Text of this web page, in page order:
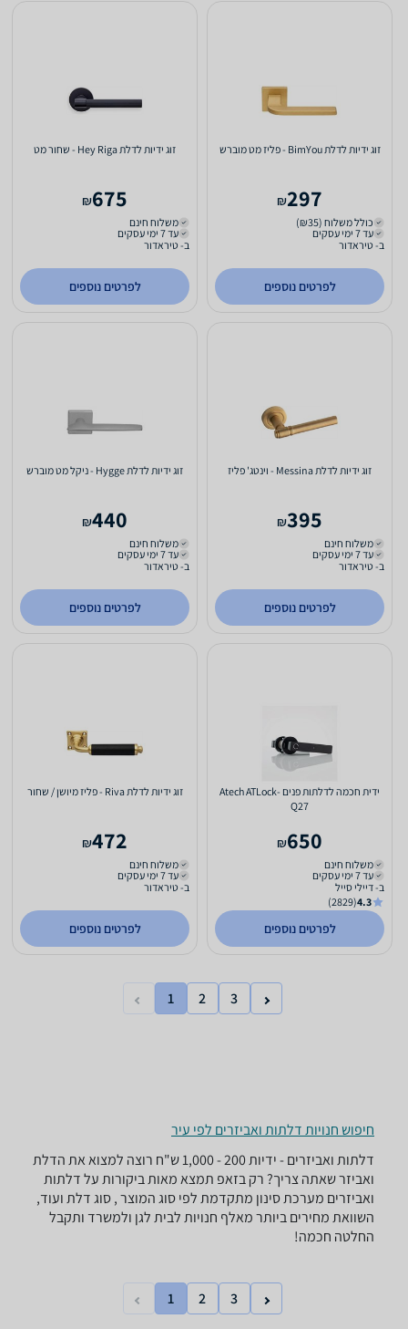
זוג ידיות לדלת BimYou - פליז מט מוברש
297
₪
כולל משלוח (₪35)
עד 7 ימי עסקים
ב- טיראדור
לפרטים נוספים
זוג ידיות לדלת Hey Riga - שחור מט
675
₪
משלוח חינם
עד 7 ימי עסקים
ב- טיראדור
לפרטים נוספים
זוג ידיות לדלת Messina - וינטג' פליז
395
₪
משלוח חינם
עד 7 ימי עסקים
ב- טיראדור
לפרטים נוספים
זוג ידיות לדלת Hygge - ניקל מט מוברש
440
₪
משלוח חינם
עד 7 ימי עסקים
ב- טיראדור
לפרטים נוספים
ידית חכמה לדלתות פנים Atech ATLock-
Q27
650
₪
משלוח חינם
עד 7 ימי עסקים
ב- דיילי סייל
4.3
(2829)
לפרטים נוספים
זוג ידיות לדלת Riva - פליז מיושן / שחור
472
₪
משלוח חינם
עד 7 ימי עסקים
ב- טיראדור
לפרטים נוספים
1 2 3
חיפוש חנויות דלתות ואביזרים לפי עיר
דלתות ואביזרים - ‏ידיות ‏200 - 1,000 ‏ש"ח רוצה למצוא את הדלת
ואביזר שאתה צריך? רק בזאפ תמצא מאות ביקורות על דלתות
ואביזרים מערכת סינון מתקדמת לפי סוג המוצר , סוג דלת ועוד,
השוואת מחירים ביותר מאלף חנויות לבית לגן ולמשרד ותקבל
החלטה חכמה!
1 2 3